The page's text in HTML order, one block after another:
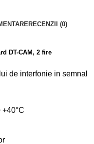
RECENZII (0)
DT-CAM, 2 fire
de interfonie in semnal